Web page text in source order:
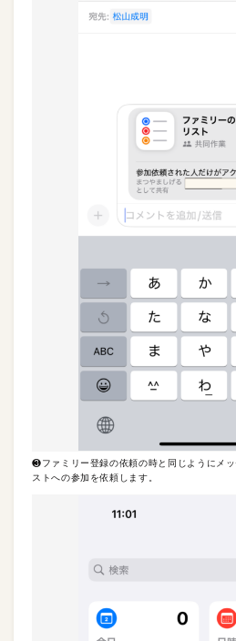
❸ファミリー登録の依頼の時と同じようにメ
ストへの参加を依頼します。